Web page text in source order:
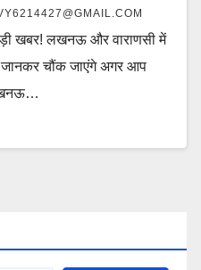
खबर! लखनऊ और वाराणसी में
जानकर चौंक जाएंगे अगर आप